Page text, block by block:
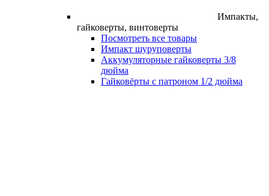
Импакты,
гайковерты, винтоверты
Посмотреть все товары
Импакт шуруповерты
Аккумуляторные гайковерты 3/8
дюйма
Гайковёрты с патроном 1/2 дюйма